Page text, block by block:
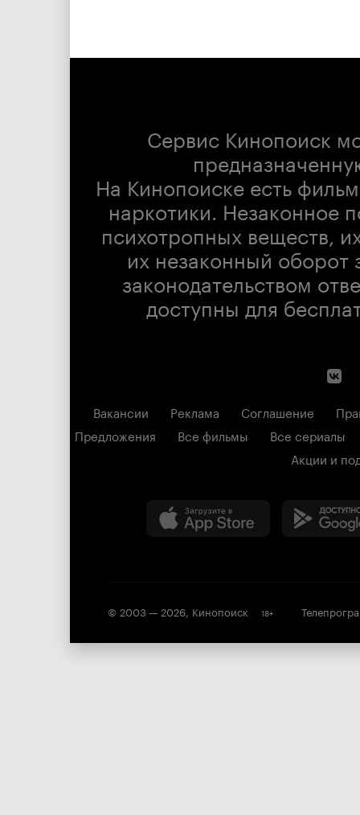
Сервис Кинопоиск
На Кинопоиске есть
наркотики. Незаконное
психотропных веществ,
их незаконный оборот
законодательством
доступны для
Вакансии Реклама Соглашение
Предложения
Все фильмы
Все сериалы
Акции и
© 2003 — 2026, Кинопоиск 18+